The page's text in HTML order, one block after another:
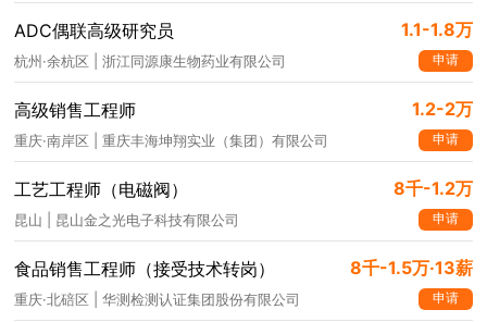
ADC偶联高级研究员 1.1-1.8万
杭州·余杭区 | 浙江同源康生物药业有限公司 申请
高级销售工程师 1.2-2万
重庆·南岸区 | 重庆丰海坤翔实业（集团）有限公司 申请
工艺工程师（电磁阀） 8千-1.2万
昆山 | 昆山金之光电子科技有限公司 申请
食品销售工程师（接受技术转岗） 8千-1.5万·13薪
重庆·北碚区 | 华测检测认证集团股份有限公司 申请